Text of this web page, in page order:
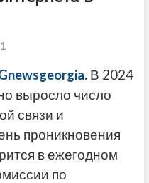
.В 2024
выросло число
связи и
проникновения
в ежегодном
по